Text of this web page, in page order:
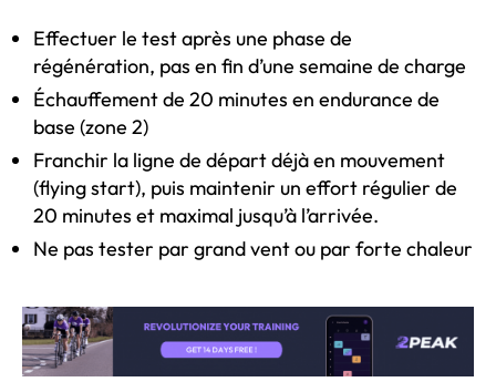
Effectuer le test après une phase de
régénération, pas en fin d’une semaine de charge
Échauffement de 20 minutes en endurance de
base (zone 2)
Franchir la ligne de départ déjà en mouvement
(flying start), puis maintenir un effort régulier de
20 minutes et maximal jusqu’à l’arrivée.
Ne pas tester par grand vent ou par forte chaleur